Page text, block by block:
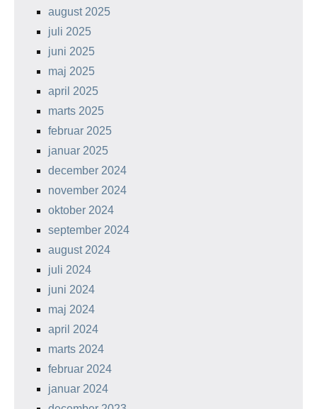
august 2025
juli 2025
juni 2025
maj 2025
april 2025
marts 2025
februar 2025
januar 2025
december 2024
november 2024
oktober 2024
september 2024
august 2024
juli 2024
juni 2024
maj 2024
april 2024
marts 2024
februar 2024
januar 2024